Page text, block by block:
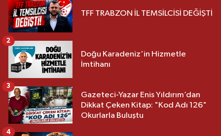
TFF TRABZON İL TEMSİLCİSİ DEĞİŞTİ
Doğu Karadeniz'in Hizmetle
İmtihanı
2
Gazeteci-Yazar Enis Yıldırım’dan
Dikkat Çeken Kitap: "Kod Adı 126"
Okurlarla Buluştu
3
4